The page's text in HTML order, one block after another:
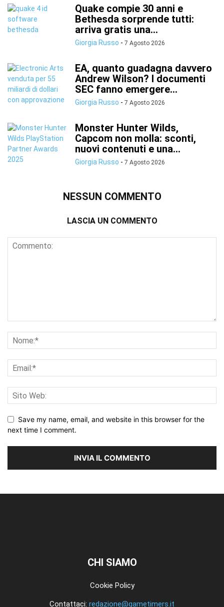
Quake compie 30 anni e
Bethesda sorprende tutti:
arriva gratis una...
Giorgia Russo - 7 Agosto 2026
EA, quanto guadagna davvero
Andrew Wilson? I documenti
SEC fanno emergere...
Giorgia Russo - 7 Agosto 2026
Monster Hunter Wilds,
Capcom non molla: sconti,
nuovi contenuti e una...
Giorgia Russo - 7 Agosto 2026
NESSUN COMMENTO
LASCIA UN COMMENTO
Save my name, email, and website in this browser for the
next time I comment.
CHI SIAMO
Cookie Policy
Contattaci: redazione@gametimers.it